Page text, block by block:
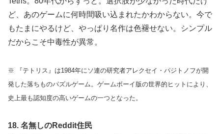
ど、あのゲームに何時間吸い込まれたかわからない。今で
もたまにやるけど、やっぱり名作は色褪せない。シンプル
だからこそ中毒性が異常。
※ 『テトリス』は1984年にソ連の研究者アレクセイ・パジトノフが開
発した落ちものパズルゲーム。ゲームボーイ版の世界的ヒットにより、
史上最も認知度の高いゲームの一つとなった。
18. 名無しのReddit住民